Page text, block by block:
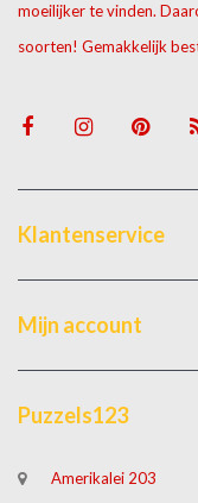
moeilijker te vinden.
soorten! Gemakkelijk
Klantenservice
Mijn account
Puzzels123
Amerikalei 203